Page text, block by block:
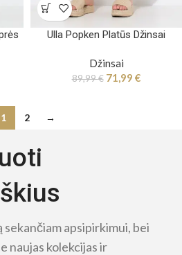
Ulla Popken Platūs Džinsai
Džinsai
89,99€ 71,99 €
1 2 →
apsipirkimui, bei
naujas kolekcijas ir